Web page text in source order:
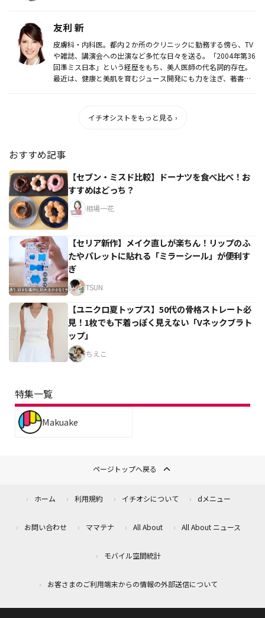
友利 新
皮膚科・内科医。都内２か所のクリニックに勤務する傍ら、TV
や雑誌、講演会への出演など多忙な日々を送る。「2004年第36
回準ミス日本」という経歴をもち、美人医師の代名詞的存在。
最近は、健康と美肌を育むジュース開発にも力を注ぎ、著書も
イチオシストをもっと見る ›
おすすめ記事
【セブン・ミスド比較】ドーナツを食べ比べ！お
すすめはどっち？
相場一花
【セリア新作】メイク直しが楽ちん！リップのふ
たやパレットに貼れる「ミラーシール」が便利す
ぎ
TSUN
【ユニクロ夏トップス】50代の骨格ストレート必
見！1枚でも下着っぽく見えない「Vネックブラト
ップ」
ちえこ
特集一覧
Makuake
ページトップへ戻る
ホーム 利用規約 イチオシについて dメニュー
お問い合わせ ママテナ All About All About ニュース
モバイル空間統計
お客さまのご利用端末からの情報の外部送信について